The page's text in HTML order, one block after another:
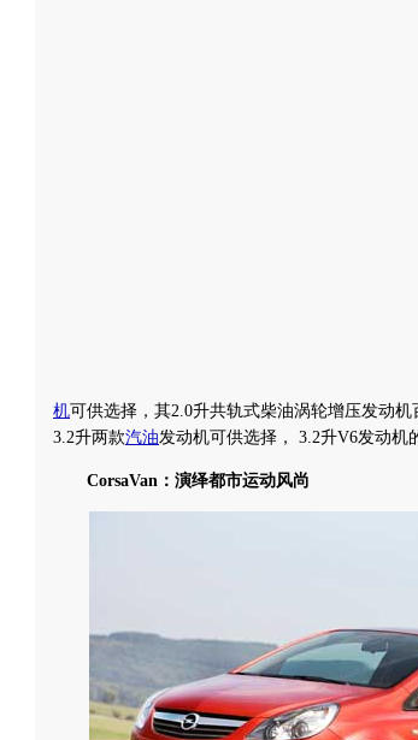
机可供选择，其2.0升共轨式柴油涡轮增压发动
3.2升两款汽油发动机可供选择， 3.2升V6发动机
CorsaVan：演绎都市运动风尚